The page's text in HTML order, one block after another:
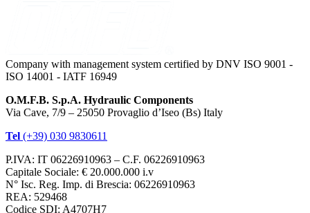
Company with management system certified by DNV ISO 9001 -
ISO 14001 - IATF 16949
O.M.F.B. S.p.A. Hydraulic Components
Via Cave, 7/9 – 25050 Provaglio d’Iseo (Bs) Italy
Tel (+39) 030 9830611
P.IVA: IT 06226910963 – C.F. 06226910963
Capitale Sociale: € 20.000.000 i.v
N° Isc. Reg. Imp. di Brescia: 06226910963
REA: 529468
Codice SDI: A4707H7